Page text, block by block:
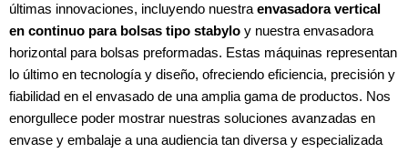
últimas innovaciones, incluyendo nuestra envasadora vertical
en continuo para bolsas tipo stabylo y nuestra envasadora
horizontal para bolsas preformadas. Estas máquinas representan
lo último en tecnología y diseño, ofreciendo eficiencia, precisión y
fiabilidad en el envasado de una amplia gama de productos. Nos
enorgullece poder mostrar nuestras soluciones avanzadas en
envase y embalaje a una audiencia tan diversa y especializada